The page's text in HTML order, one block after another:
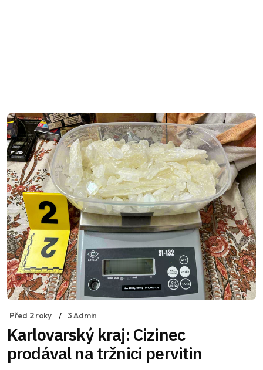
Před 2 roky 3 Admin
Karlovarský kraj: Cizinec
prodával na tržnici pervitin